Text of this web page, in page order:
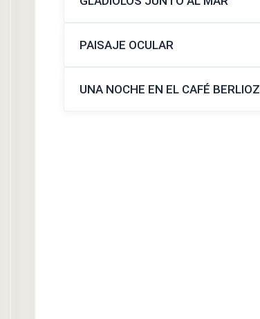
PAISAJE OCULAR
UNA NOCHE EN EL CAFÉ BERLIOZ